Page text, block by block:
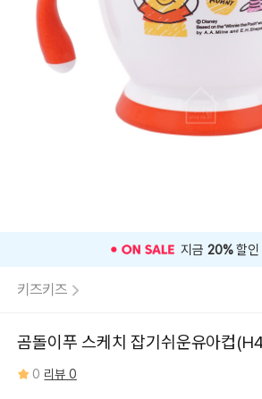
지금20%할인
키즈키즈
곰돌이푸 스케치 잡기쉬운유아컵
0 리뷰 0